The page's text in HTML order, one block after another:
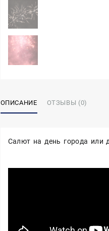
ОПИСАНИЕ ОТЗЫВЫ (0)
Салют на день города или